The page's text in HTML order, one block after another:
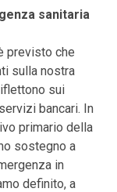
sanitaria
previsto che
sulla nostra
sui
bancari. In
primario della
sostegno a
in
definito, a